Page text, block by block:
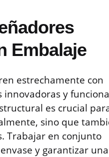
Embalaje
estrechamente con
y
es crucial
sino que
Trabajar en conjunto
y garantizar una